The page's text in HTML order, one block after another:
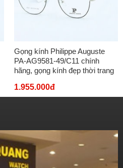
Gọng kính Philippe Auguste
PA-AG9581-49/C11 chính
hãng, gọng kính đẹp thời trang
1.955.000đ